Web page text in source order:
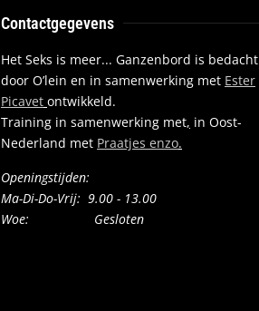
Contactgegevens
Het Seks is meer... Ganzenbord is bedacht
door O’lein en in samenwerking met Ester
Picavet ontwikkeld.
Training in samenwerking met, in Oost-
Nederland met Praatjes enzo.
Openingstijden:
Ma-Di-Do-Vrij: 9.00 - 13.00
Woe: Gesloten